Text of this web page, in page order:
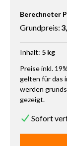
Berechneter
Grundpreis:
Inhalt: 5 kg
Preise inkl.
gelten für das
werden
gezeigt.
Sofort